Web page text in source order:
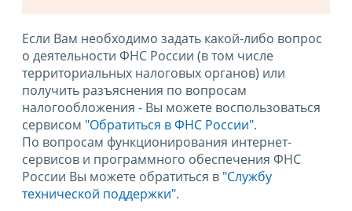
Если Вам необходимо задать какой-либо вопрос
о деятельности ФНС России (в том числе
территориальных налоговых органов) или
получить разъяснения по вопросам
налогообложения - Вы можете воспользоваться
сервисом "Обратиться в ФНС России".
По вопросам функционирования интернет-
сервисов и программного обеспечения ФНС
России Вы можете обратиться в "Службу
технической поддержки".